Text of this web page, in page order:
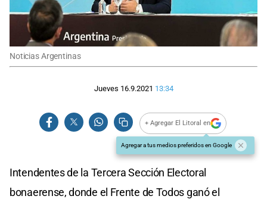
Noticias Argentinas
Jueves 16.9.2021 13:34
+ Agregar El Litoral en
Agregar a tus medios preferidos en Google
Intendentes de la Tercera Sección Electoral
bonaerense, donde el Frente de Todos ganó el